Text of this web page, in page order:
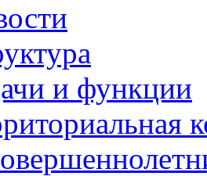
и функции